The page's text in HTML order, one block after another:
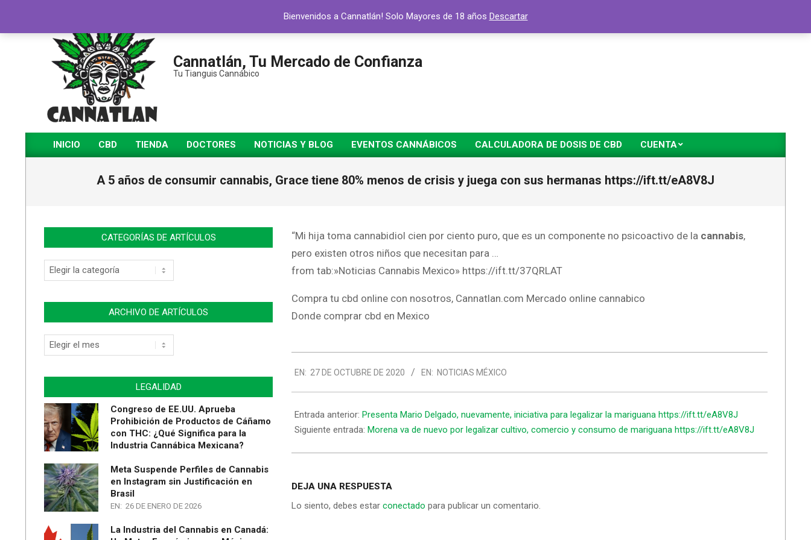
contenido
Cannatlán, Tu Mercado de Confianza
Tu Tianguis Cannábico
Menú
INICIO CBD TIENDA DOCTORES NOTICIAS Y BLOG EVENTOS CANNÁBICOS CALCULADORA DE DOSIS DE CBD CUENTA
A 5 años de consumir cannabis, Grace tiene 80% menos de crisis y juega con sus hermanas https://ift.tt/eA8V8J
“Mi hija toma cannabidiol cien por ciento puro, que es un componente no psicoactivo de la cannabis,
pero existen otros niños que necesitan para …
from tab:»Noticias Cannabis Mexico» https://ift.tt/37QRLAT
Compra tu cbd online con nosotros, Cannatlan.com Mercado online cannabico
Donde comprar cbd en Mexico
10-
27
EN: 27 DE OCTUBRE DE 2020 EN: NOTICIAS MÉXICO
Entrada anterior:Presenta Mario Delgado, nuevamente, iniciativa para legalizar la mariguana https://ift.tt/eA8V8J
Siguiente entrada:Morena va de nuevo por legalizar cultivo, comercio y consumo de mariguana https://ift.tt/eA8V8J
DEJA UNA RESPUESTA
Lo siento, debes estarconectado para publicar un comentario.
CATEGORÍAS DE ARTÍCULOS
Categorías
de
ARCHIVO DE ARTÍCULOS
Archivo
de
LEGALIDAD
Congreso de EE.UU. Aprueba
Prohibición de Productos de Cáñamo
con THC: ¿Qué Significa para la
Industria Cannábica Mexicana?
Meta Suspende Perfiles de Cannabis
en Instagram sin Justificación en
Brasil
EN: 26 DE ENERO DE 2026
La Industria del Cannabis en Canadá:
Bienvenidos a Cannatlán! Solo Mayores de 18 años Descartar